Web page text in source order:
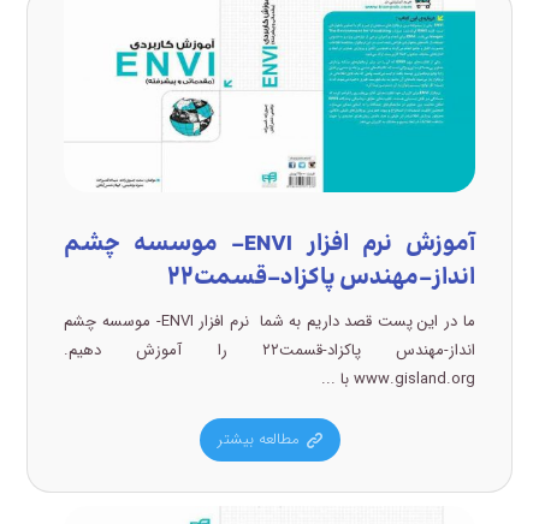
آموزش نرم افزار ENVI- موسسه چشم
انداز-مهندس پاکزاد-قسمت۲۲
ما در این پست قصد داریم به شما نرم افزار ENVI- موسسه چشم
انداز-مهندس پاکزاد-قسمت۲۲ را آموزش دهیم.
www.gisland.org با ...
مطالعه بیشتر